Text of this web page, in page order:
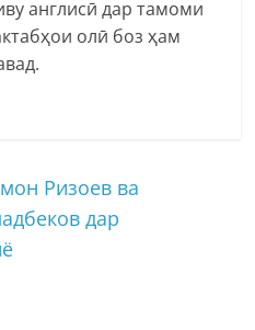
англисӣ дар тамоми
олӣ боз ҳам
Ризоев ва
дар